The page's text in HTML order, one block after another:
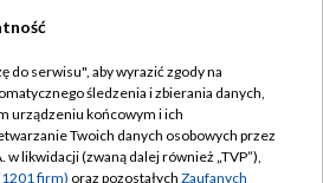
TVP
Regulamin TVP
do serwisu", aby wyrazić zgody na
śledzenia i zbierania danych,
urządzeniu końcowym i ich
Twoich danych osobowych przez
w likwidacji (zwaną dalej również „TVP”),
firm) oraz pozostałych Zaufanych